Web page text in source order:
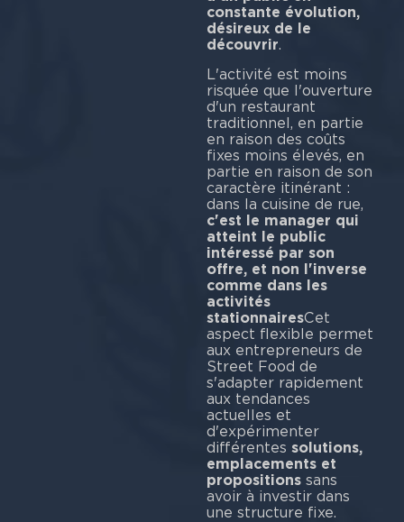
constante évolution,
désireux de le
découvrir.
L'activité est moins
risquée que l'ouverture
d'un restaurant
traditionnel, en partie
en raison des coûts
fixes moins élevés, en
partie en raison de son
caractère itinérant :
dans la cuisine de rue,
c'est le manager qui
atteint le public
intéressé par son
offre, et non l'inverse
comme dans les
activités
stationnairesCet
aspect flexible permet
aux entrepreneurs de
Street Food de
s'adapter rapidement
aux tendances
actuelles et
d'expérimenter
différentes solutions,
emplacements et
propositionssans
avoir à investir dans
une structure fixe.